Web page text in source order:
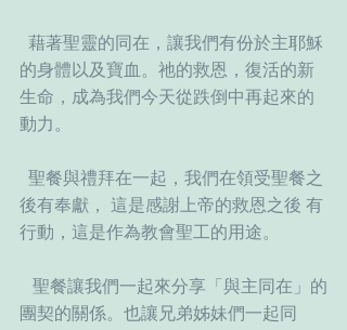
的身體以及寶血。祂的救恩，復活的新
生命，成為我們今天從跌倒中再起來的
動力。
後有奉獻， 這是感謝上帝的救恩之後 有
行動，這是作為教會聖工的用途。
團契的關係。也讓兄弟姊妹們一起同